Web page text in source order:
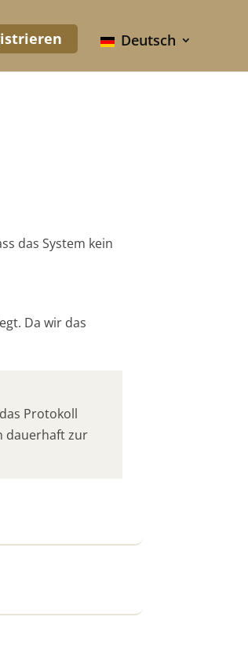
Deutsch
das System kein
Da wir das
Protokoll
dauerhaft zur